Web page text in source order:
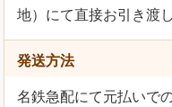
地）にて直接お引き渡し
発送方法
名鉄急配にて元払いで